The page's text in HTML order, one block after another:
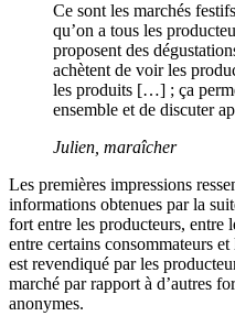
Ce sont les marchés
qu’on a tous les
proposent des
achètent de voir les
les produits […] ; ça
ensemble et de discuter
Julien, maraîcher
Les premières impressions
informations obtenues par la
fort entre les producteurs, entre
entre certains consommateurs
est revendiqué par les
marché par rapport à d’autres
anonymes.